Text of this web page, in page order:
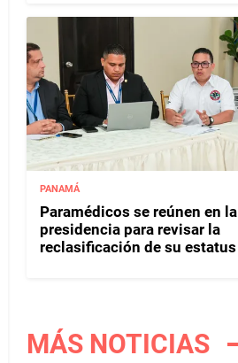
PANAMÁ
Paramédicos se reúnen en la
presidencia para revisar la
reclasificación de su estatus
MÁS NOTICIAS